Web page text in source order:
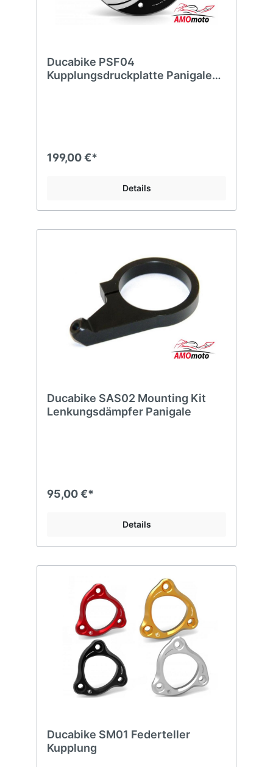
Ducabike PSF04
Kupplungsdruckplatte Panigale
199,00 €*
Details
Ducabike SAS02 Mounting Kit
Lenkungsdämpfer Panigale
95,00 €*
Details
Ducabike SM01 Federteller
Kupplung